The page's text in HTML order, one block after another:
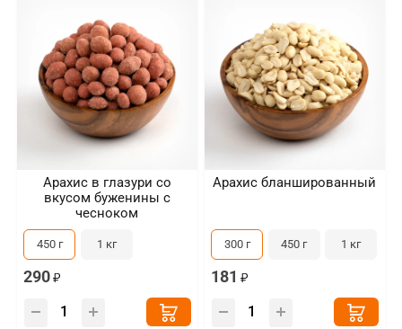
Арахис в глазури со
вкусом буженины с
чесноком
450 г 1 кг
290
Арахис бланшированный
300 г 450 г 1 кг
181